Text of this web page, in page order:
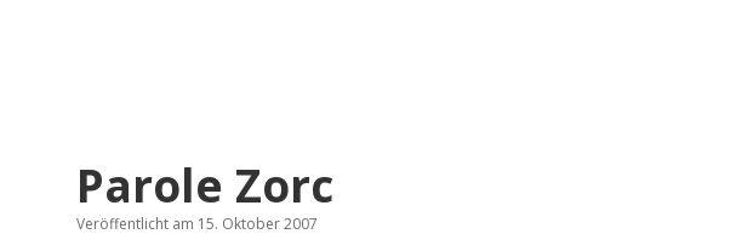
Parole Zorc
Veröffentlicht am 15. Oktober 2007